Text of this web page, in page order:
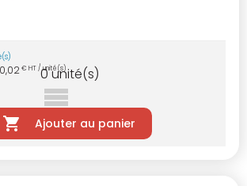
0,02€ HT / unité(s)
0 unité(s)
Ajouter au panier